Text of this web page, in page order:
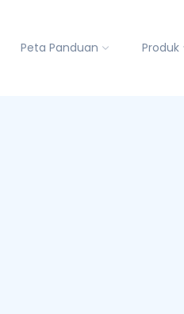
Peta Panduan Produk